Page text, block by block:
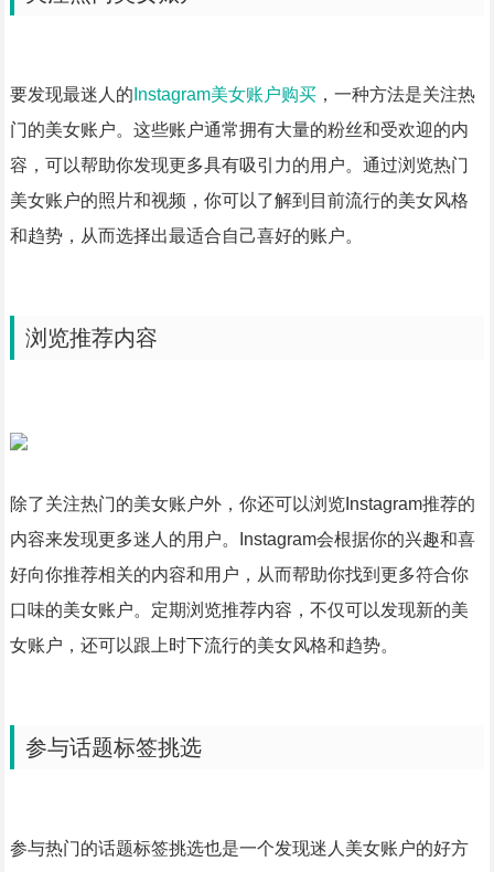
要发现最迷人的 Instagram美女账户购买，一种方法是关注热
门的美女账户。这些账户通常拥有大量的粉丝和受欢迎的内
容，可以帮助你发现更多具有吸引力的用户。通过浏览热门
美女账户的照片和视频，你可以了解到目前流行的美女风格
和趋势，从而选择出最适合自己喜好的账户。
浏览推荐内容
除了关注热门的美女账户外，你还可以浏览Instagram推荐的
内容来发现更多迷人的用户。Instagram会根据你的兴趣和喜
好向你推荐相关的内容和用户，从而帮助你找到更多符合你
口味的美女账户。定期浏览推荐内容，不仅可以发现新的美
女账户，还可以跟上时下流行的美女风格和趋势。
参与话题标签挑选
参与热门的话题标签挑选也是一个发现迷人美女账户的好方